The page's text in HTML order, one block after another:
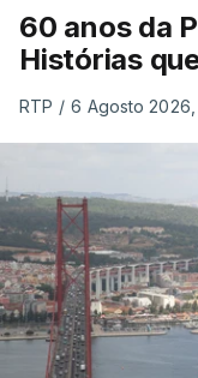
60 anos da
Histórias
RTP / 6 Agosto